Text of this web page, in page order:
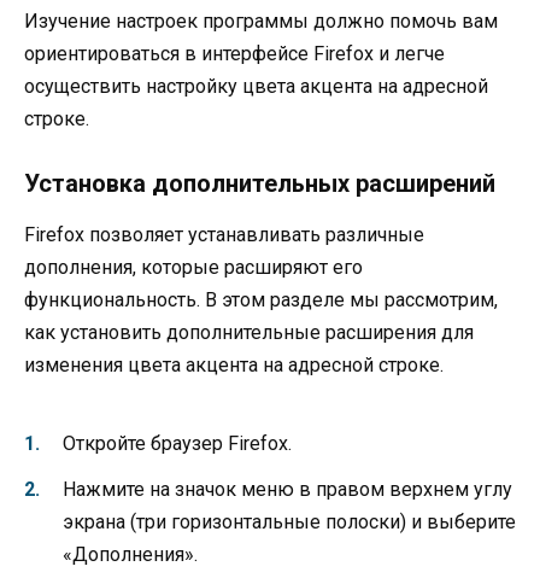
Изучение настроек программы должно помочь вам
ориентироваться в интерфейсе Firefox и легче
осуществить настройку цвета акцента на адресной
строке.
Установка дополнительных расширений
Firefox позволяет устанавливать различные
дополнения, которые расширяют его
функциональность. В этом разделе мы рассмотрим,
как установить дополнительные расширения для
изменения цвета акцента на адресной строке.
Откройте браузер Firefox.
Нажмите на значок меню в правом верхнем углу
экрана (три горизонтальные полоски) и выберите
«Дополнения».